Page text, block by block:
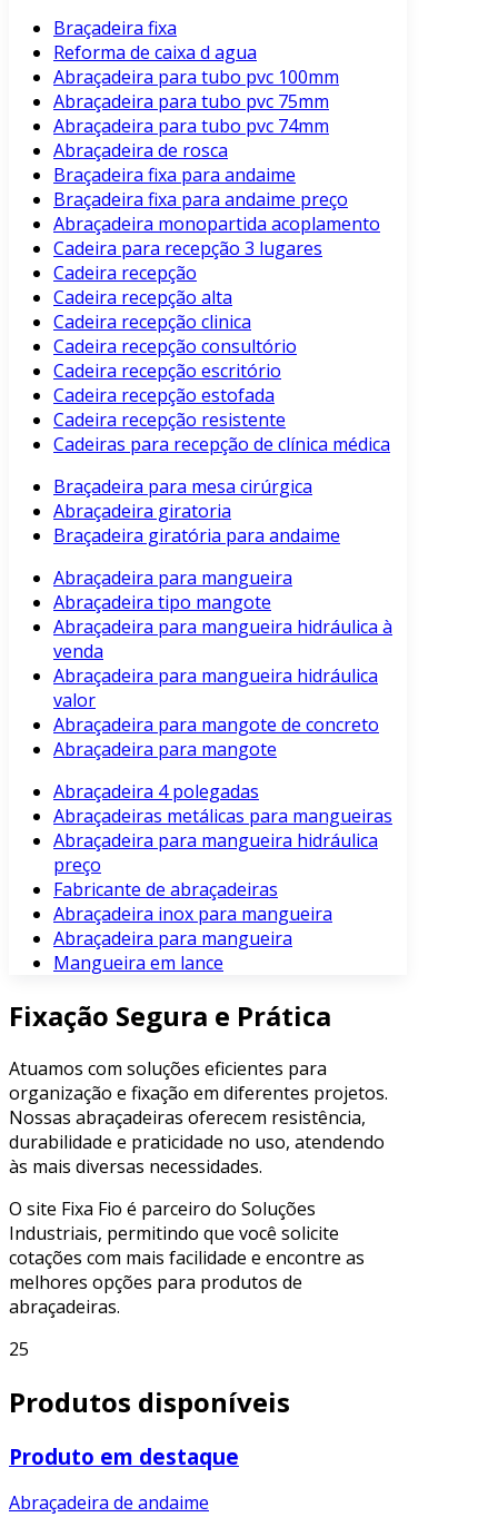
Braçadeira fixa
Reforma de caixa d agua
Abraçadeira para tubo pvc 100mm
Abraçadeira para tubo pvc 75mm
Abraçadeira para tubo pvc 74mm
Abraçadeira de rosca
Braçadeira fixa para andaime
Braçadeira fixa para andaime preço
Abraçadeira monopartida acoplamento
Cadeira para recepção 3 lugares
Cadeira recepção
Cadeira recepção alta
Cadeira recepção clinica
Cadeira recepção consultório
Cadeira recepção escritório
Cadeira recepção estofada
Cadeira recepção resistente
Cadeiras para recepção de clínica médica
Braçadeira para mesa cirúrgica
Abraçadeira giratoria
Braçadeira giratória para andaime
Abraçadeira para mangueira
Abraçadeira tipo mangote
Abraçadeira para mangueira hidráulica à
venda
Abraçadeira para mangueira hidráulica
valor
Abraçadeira para mangote de concreto
Abraçadeira para mangote
Abraçadeira 4 polegadas
Abraçadeiras metálicas para mangueiras
Abraçadeira para mangueira hidráulica
preço
Fabricante de abraçadeiras
Abraçadeira inox para mangueira
Abraçadeira para mangueira
Mangueira em lance
Fixação Segura e Prática
Atuamos com soluções eficientes para
organização e fixação em diferentes projetos.
Nossas abraçadeiras oferecem resistência,
durabilidade e praticidade no uso, atendendo
às mais diversas necessidades.
O site Fixa Fio é parceiro do Soluções
Industriais, permitindo que você solicite
cotações com mais facilidade e encontre as
melhores opções para produtos de
abraçadeiras.
25
Produtos disponíveis
Produto em destaque
Abraçadeira de andaime